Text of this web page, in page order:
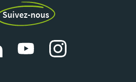
Suivez-nous